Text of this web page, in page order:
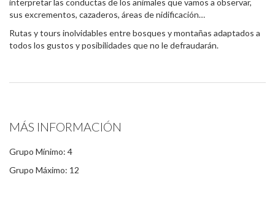
interpretar las conductas de los animales que vamos a observar,
sus excrementos, cazaderos, áreas de nidificación…
Rutas y tours inolvidables entre bosques y montañas adaptados a
todos los gustos y posibilidades que no le defraudarán.
MÁS INFORMACIÓN
Grupo Mínimo: 4
Grupo Máximo: 12